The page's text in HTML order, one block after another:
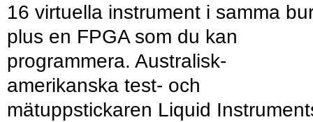
16 virtuella instrument i samma
plus en FPGA som du kan
programmera. Australisk-
amerikanska test- och
mätuppstickaren Liquid